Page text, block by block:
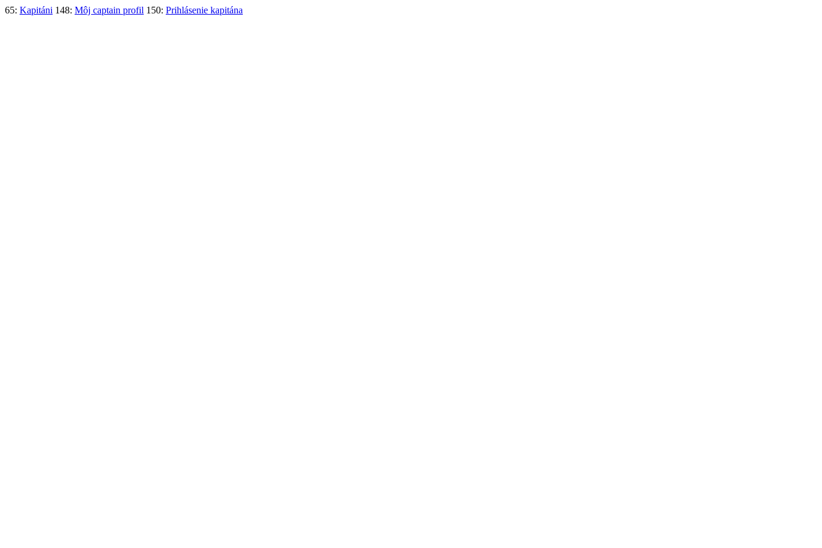
65: Kapitáni 148: Môj captain profil 150: Prihlásenie kapitána